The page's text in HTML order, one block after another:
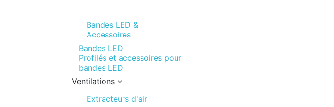
Bandes LED &
Accessoires
Bandes LED
Profilés et accessoires pour
bandes LED
Ventilations
Extracteurs d'air